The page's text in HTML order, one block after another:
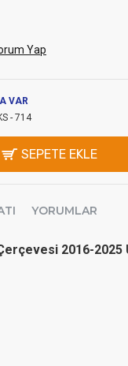
Yap
VAR
- 714
SEPETE EKLE
YORUMLAR
2016-2025